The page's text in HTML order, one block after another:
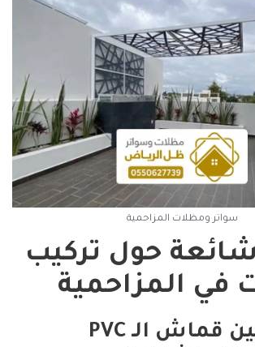
سواتر ومظلات المزاحمية
حول تركيب
في المزاحمية
ما الفرق بين قماش الـ PVC